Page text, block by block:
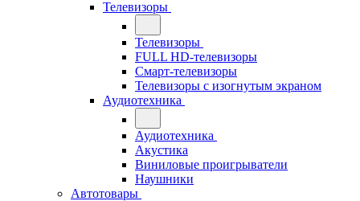
Телевизоры
Телевизоры
FULL HD-телевизоры
Смарт-телевизоры
Телевизоры с изогнутым экраном
Аудиотехника
Аудиотехника
Акустика
Виниловые проигрыватели
Наушники
Автотовары